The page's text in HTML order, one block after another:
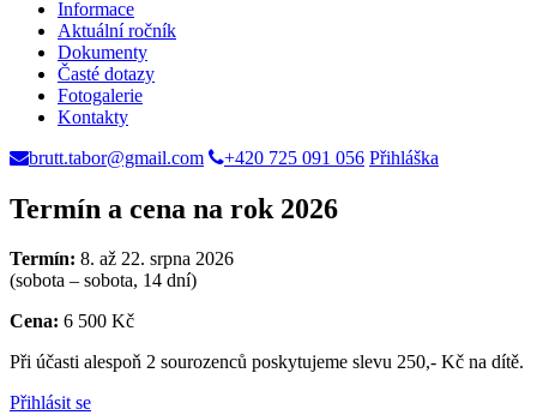
Informace
Aktuální ročník
Dokumenty
Časté dotazy
Fotogalerie
Kontakty
brutt.tabor@gmail.com
+420 725 091 056 Přihláška
Termín a cena na rok 2026
Termín: 8. až 22. srpna 2026
(sobota – sobota, 14 dní)
Cena: 6 500 Kč
Při účasti alespoň 2 sourozenců poskytujeme slevu 250,- Kč na dítě.
Přihlásit se